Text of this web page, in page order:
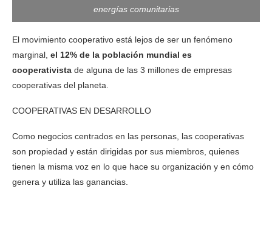
energías comunitarias
El movimiento cooperativo está lejos de ser un fenómeno
marginal, el 12% de la población mundial es
cooperativista de alguna de las 3 millones de empresas
cooperativas del planeta.
COOPERATIVAS EN DESARROLLO
Como negocios centrados en las personas, las cooperativas
son propiedad y están dirigidas por sus miembros, quienes
tienen la misma voz en lo que hace su organización y en cómo
genera y utiliza las ganancias.